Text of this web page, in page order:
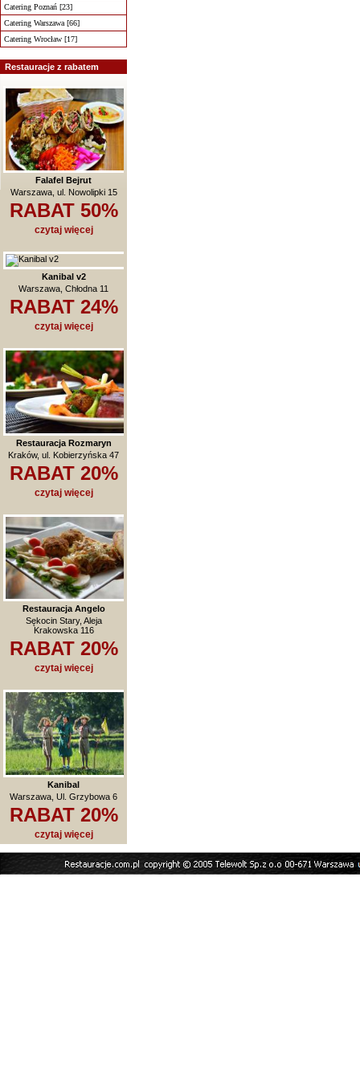
Catering Poznań [23]
Catering Warszawa [66]
Catering Wrocław [17]
Restauracje z rabatem
Falafel Bejrut
Warszawa, ul. Nowolipki 15
RABAT 50%
czytaj więcej
Kanibal v2
Warszawa, Chłodna 11
RABAT 24%
czytaj więcej
Restauracja Rozmaryn
Kraków, ul. Kobierzyńska 47
RABAT 20%
czytaj więcej
Restauracja Angelo
Sękocin Stary, Aleja
Krakowska 116
RABAT 20%
czytaj więcej
Kanibal
Warszawa, Ul. Grzybowa 6
RABAT 20%
czytaj więcej